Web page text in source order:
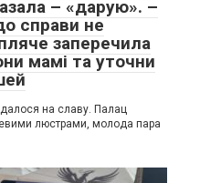
– «дарую». –
справи не
заперечила
мамі та уточни
на славу. Палац
люстрами, молода пара